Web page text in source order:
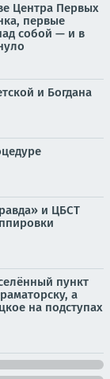
Центра Первых
первые
собой — и в
и Богдана
и ЦБСТ
пункт
а
на подступах